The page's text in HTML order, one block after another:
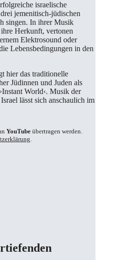
israelische
jemenitisch-jüdischen
singen. In ihrer Musik
Herkunft, vertonen
Elektrosound oder
Lebensbedingungen in den
hier das traditionelle
Jüdinnen und Juden als
World‹. Musik der
lässt sich anschaulich im
YouTube übertragen werden.
.